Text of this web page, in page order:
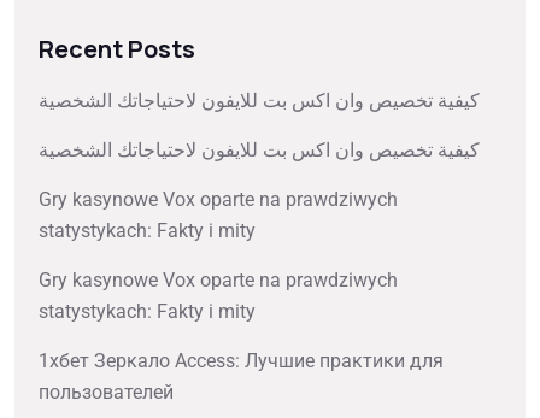
Recent Posts
كيفية تخصيص وان اكس بت للايفون لاحتياجاتك الشخصية
كيفية تخصيص وان اكس بت للايفون لاحتياجاتك الشخصية
Gry kasynowe Vox oparte na prawdziwych
statystykach: Fakty i mity
Gry kasynowe Vox oparte na prawdziwych
statystykach: Fakty i mity
1хбет Зеркало Access: Лучшие практики для
пользователей